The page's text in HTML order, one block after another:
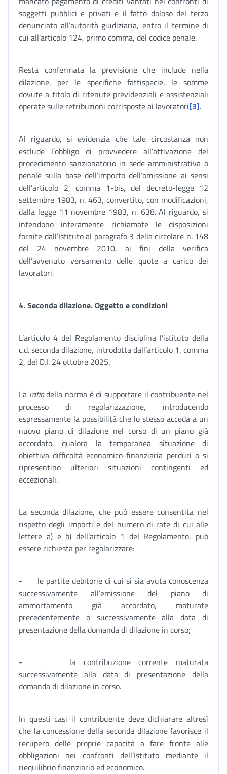
soggetti pubblici e privati e il fatto doloso del terzo
denunciato all’autorità giudiziaria, entro il termine di
cui all’articolo 124, primo comma, del codice penale.
Resta confermata la previsione che include nella
dilazione, per le specifiche fattispecie, le somme
dovute a titolo di ritenute previdenziali e assistenziali
operate sulle retribuzioni corrisposte ai lavoratori[3].
Al riguardo, si evidenzia che tale circostanza non
esclude l’obbligo di provvedere all’attivazione del
procedimento sanzionatorio in sede amministrativa o
penale sulla base dell’importo dell’omissione ai sensi
dell’articolo 2, comma 1-bis, del decreto-legge 12
settembre 1983, n. 463, convertito, con modificazioni,
dalla legge 11 novembre 1983, n. 638. Al riguardo, si
intendono interamente richiamate le disposizioni
fornite dall’Istituto al paragrafo 3 della circolare n. 148
del 24 novembre 2010, ai fini della verifica
dell’avvenuto versamento delle quote a carico dei
lavoratori.
4. Seconda dilazione. Oggetto e condizioni
L’articolo 4 del Regolamento disciplina l’istituto della
c.d. seconda dilazione, introdotta dall’articolo 1, comma
2, del D.I. 24 ottobre 2025.
La ratiodella norma è di supportare il contribuente nel
processo di regolarizzazione, introducendo
espressamente la possibilità che lo stesso acceda a un
nuovo piano di dilazione nel corso di un piano già
accordato, qualora la temporanea situazione di
obiettiva difficoltà economico-finanziaria perduri o si
ripresentino ulteriori situazioni contingenti ed
eccezionali.
La seconda dilazione, che può essere consentita nel
rispetto degli importi e del numero di rate di cui alle
lettere a) e b) dell’articolo 1 del Regolamento, può
essere richiesta per regolarizzare:
- le partite debitorie di cui si sia avuta conoscenza
successivamente all’emissione del piano di
ammortamento già accordato, maturate
precedentemente o successivamente alla data di
presentazione della domanda di dilazione in corso;
- la contribuzione corrente maturata
successivamente alla data di presentazione della
domanda di dilazione in corso.
In questi casi il contribuente deve dichiarare altresì
che la concessione della seconda dilazione favorisce il
recupero delle proprie capacità a fare fronte alle
obbligazioni nei confronti dell’Istituto mediante il
riequilibrio finanziario ed economico.